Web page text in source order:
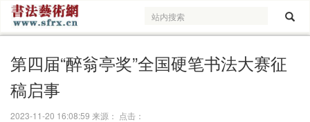
第四届“醉翁亭奖”全国硬笔书法大赛征
稿启事
2023-11-20 16:08:59 来源： 点击：